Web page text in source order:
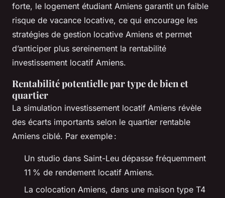
forte, le logement étudiant Amiens garantit un faible
risque de vacance locative, ce qui encourage les
stratégies de gestion locative Amiens et permet
d’anticiper plus sereinement la rentabilité
investissement locatif Amiens.
Rentabilité potentielle par type de bien et
quartier
La simulation investissement locatif Amiens révèle
des écarts importants selon le quartier rentable
Amiens ciblé. Par exemple :
Un studio dans Saint-Leu dépasse fréquemment
11 % de rendement locatif Amiens.
La colocation Amiens, dans une maison type T4